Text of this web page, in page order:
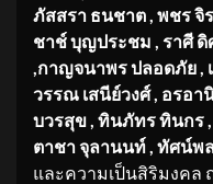
ภัสสรา ธนชาต , พชร
ชาช์ บุญประชม , ราศี ดิ
,กาญจนาพร ปลอดภัย ,
วรรณ เสนีย์วงศ์ , อรอ
บวรสุข , ทินภัทร ทินก
ตาชา จุลานนท์ , ทัศน์พ
และความเป็นสิริมงคล